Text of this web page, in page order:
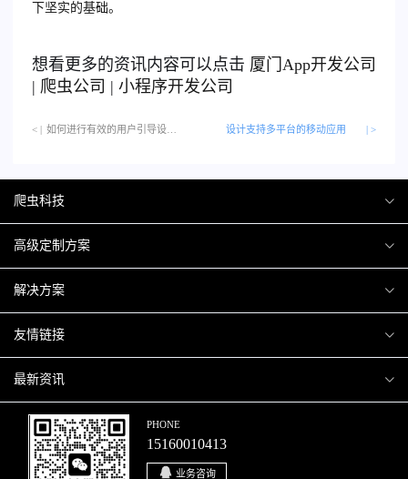
下坚实的基础。
想看更多的资讯内容可以点击 厦门 App开发公司
| 爬虫公司 | 小程序开发公司
< | 设计支持多平台的移动应用 | >
爬虫科技
爬虫案例
关于爬虫
高级定制方案
H5互动营销
微信小程序
移动APP
解决方案
商城解决方案
商城会员积分商城解决方案
网站解决方案
智慧校园解决方案
友情链接
厦门小程序开发
厦门APP开发
厦门微商城开发
最新资讯
行业资讯
爬虫动态
PHONE
15160010413
业务咨询